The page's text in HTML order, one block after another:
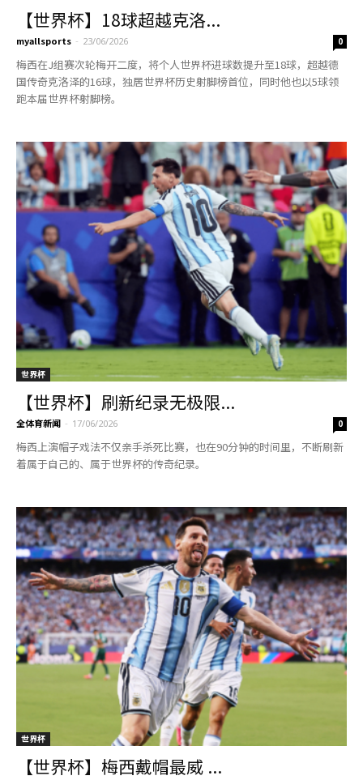
【世界杯】18球超越克洛...
myallsports - 23/06/2026 0
梅西在J组赛次轮梅开二度，将个人世界杯进球数提升至18球，超越德
国传奇克洛泽的16球，独居世界杯历史射脚榜首位，同时他也以5球领
跑本届世界杯射脚榜。
世界杯
【世界杯】刷新纪录无极限...
全体育新闻 - 17/06/2026 0
梅西上演帽子戏法不仅亲手杀死比赛，也在90分钟的时间里，不断刷新
着属于自己的、属于世界杯的传奇纪录。
世界杯
【世界杯】梅西戴帽最威 ...